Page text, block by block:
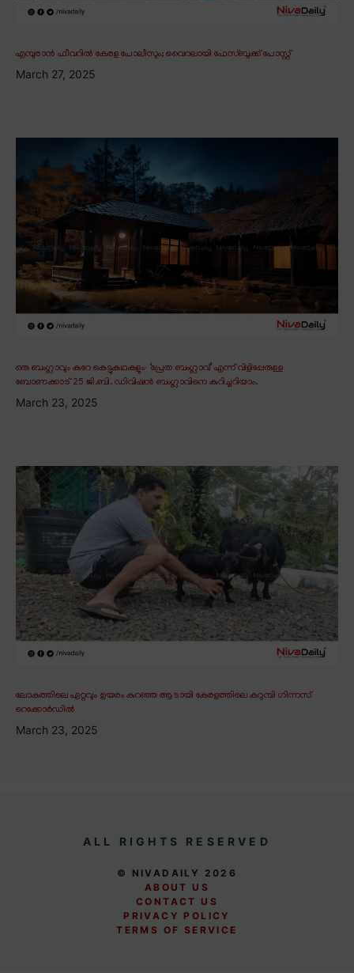
എമ്പുരാൻ ഫീവറിൽ കേരള പോലീസും; വൈറലായി ഫേസ്ബുക്ക് പോസ്റ്റ്
March 27, 2025
ഒരു ബംഗ്ലാവും കുറേ കെട്ടുകഥകളും∙ ‘പ്രേത ബംഗ്ലാവ്’ എന്ന് വിളിപ്പേരുള്ള
ബോണക്കാട് 25 ജി.ബി. ഡിവിഷൻ ബംഗ്ലാവിനെ കുറിച്ചറിയാം.
March 23, 2025
ലോകത്തിലെ ഏറ്റവും ഉയരം കുറഞ്ഞ ആടായി കേരളത്തിലെ കറുമ്പി ഗിന്നസ്
റെക്കോർഡിൽ
March 23, 2025
ALL RIGHTS RESERVED
© NIVADAILY 2026
ABOUT US
CONTACT US
PRIVACY POLICY
TERMS OF SERVICE